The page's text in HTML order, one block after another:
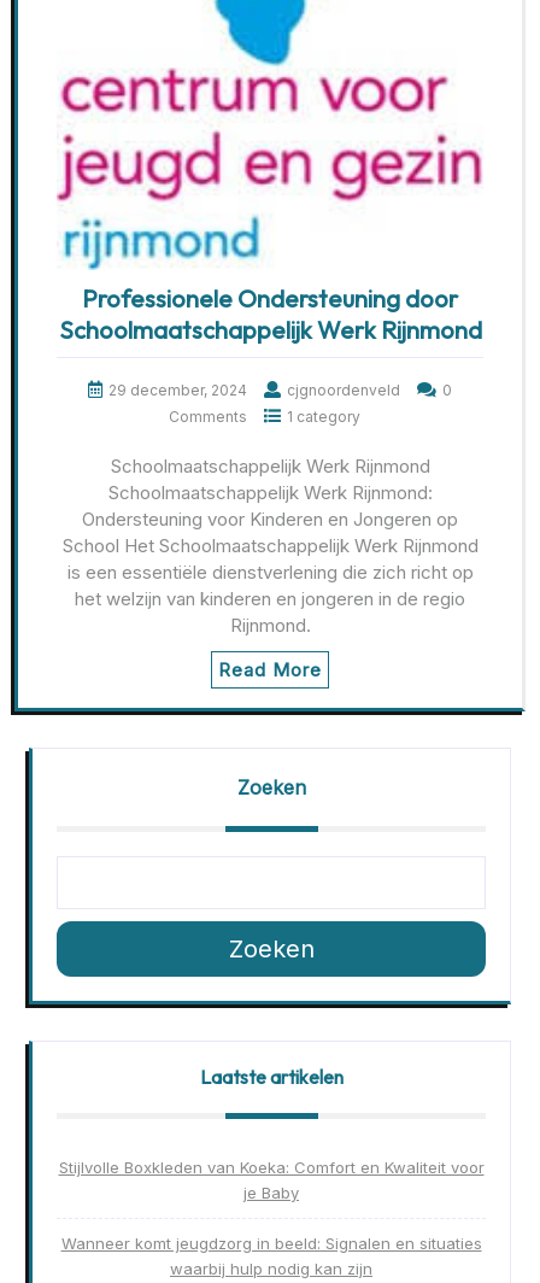
Professionele Ondersteuning door
Schoolmaatschappelijk Werk Rijnmond
29 december, 2024 cjgnoordenveld
0
Comments
1 category
Schoolmaatschappelijk Werk Rijnmond
Schoolmaatschappelijk Werk Rijnmond:
Ondersteuning voor Kinderen en Jongeren op
School Het Schoolmaatschappelijk Werk Rijnmond
is een essentiële dienstverlening die zich richt op
het welzijn van kinderen en jongeren in de regio
Rijnmond.
Read More
Zoeken
Zoeken
Laatste artikelen
Stijlvolle Boxkleden van Koeka: Comfort en Kwaliteit voor
je Baby
Wanneer komt jeugdzorg in beeld: Signalen en situaties
waarbij hulp nodig kan zijn